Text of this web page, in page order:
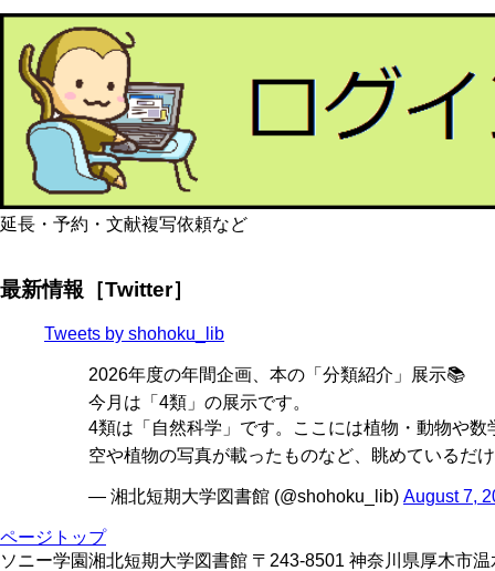
延長・予約・文献複写依頼など
最新情報［Twitter］
Tweets by shohoku_lib
2026年度の年間企画、本の「分類紹介」展示📚
今月は「4類」の展示です。
4類は「自然科学」です。ここには植物・動物や
空や植物の写真が載ったものなど、眺めているだ
— 湘北短期大学図書館 (@shohoku_lib) August 7,
ページトップ
ソニー学園湘北短期大学図書館 〒243-8501 神奈川県厚木市